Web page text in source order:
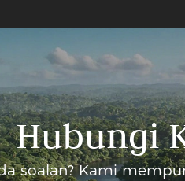
Hubungi
soalan? Kami